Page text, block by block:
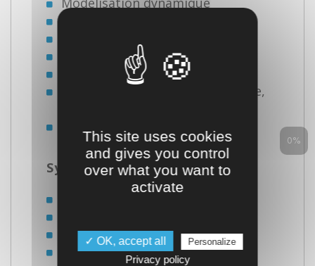
Systèmes non linéaires
Simulation numérique
Commande avancée (non linéaire,
Systèmes logiques :
Grafcet
Recherche opérationnelle
0%
This site uses cookies
and gives you control
over what you want to
activate
✓ OK, accept all Personalize
Privacy policy